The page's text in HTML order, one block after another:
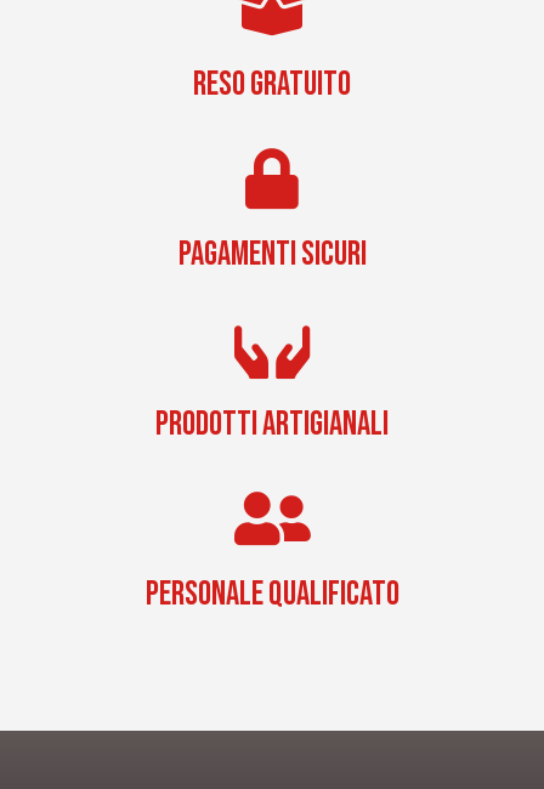
RESO GRATUITO
PAGAMENTI SICURI
PRODOTTI ARTIGIANALI
PERSONALE QUALIFICATO